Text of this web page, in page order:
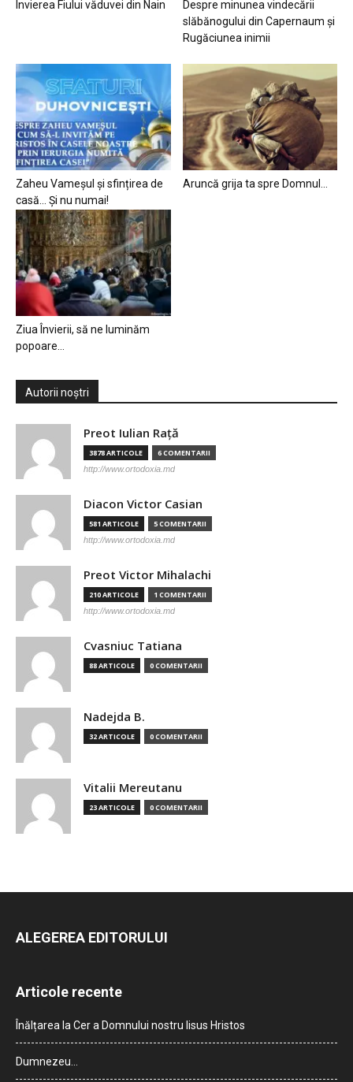
Învierea Fiului văduvei din Nain
Despre minunea vindecării
slăbănogului din Capernaum și
Rugăciunea inimii
Zaheu Vameșul și sfințirea de
casă… Și nu numai!
Aruncă grija ta spre Domnul…
Ziua Învierii, să ne luminăm
popoare…
Autorii noștri
Preot Iulian Raţă
3878 ARTICOLE 6 COMENTARII
http://www.ortodoxia.md
Diacon Victor Casian
581 ARTICOLE 5 COMENTARII
http://www.ortodoxia.md
Preot Victor Mihalachi
210 ARTICOLE 1 COMENTARII
http://www.ortodoxia.md
Cvasniuc Tatiana
88 ARTICOLE 0 COMENTARII
Nadejda B.
32 ARTICOLE 0 COMENTARII
Vitalii Mereutanu
23 ARTICOLE 0 COMENTARII
ALEGEREA EDITORULUI
Articole recente
Înălțarea la Cer a Domnului nostru Iisus Hristos
Dumnezeu…